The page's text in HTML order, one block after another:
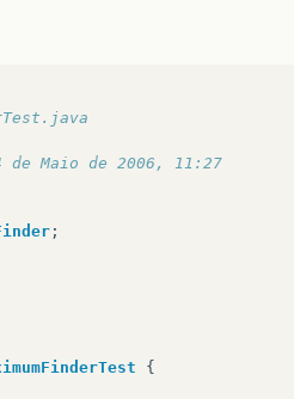
y é maior que maximumValue
=
de Maio de 2006, 11:27
;
{